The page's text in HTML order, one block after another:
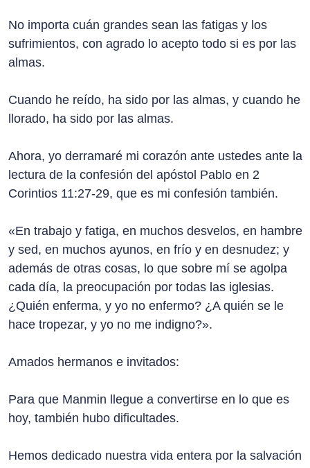
No importa cuán grandes sean las fatigas y los
sufrimientos, con agrado lo acepto todo si es por las
almas.
Cuando he reído, ha sido por las almas, y cuando he
llorado, ha sido por las almas.
Ahora, yo derramaré mi corazón ante ustedes ante la
lectura de la confesión del apóstol Pablo en 2
Corintios 11:27-29, que es mi confesión también.
«En trabajo y fatiga, en muchos desvelos, en hambre
y sed, en muchos ayunos, en frío y en desnudez; y
además de otras cosas, lo que sobre mí se agolpa
cada día, la preocupación por todas las iglesias.
¿Quién enferma, y yo no enfermo? ¿A quién se le
hace tropezar, y yo no me indigno?».
Amados hermanos e invitados:
Para que Manmin llegue a convertirse en lo que es
hoy, también hubo dificultades.
Hemos dedicado nuestra vida entera por la salvación